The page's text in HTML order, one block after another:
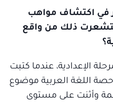
في اكتشاف مواهب
ذلك من واقع
الإعدادية، عندما كتبت
حصة اللغة العربية موضوع
وأثنت على مستوى